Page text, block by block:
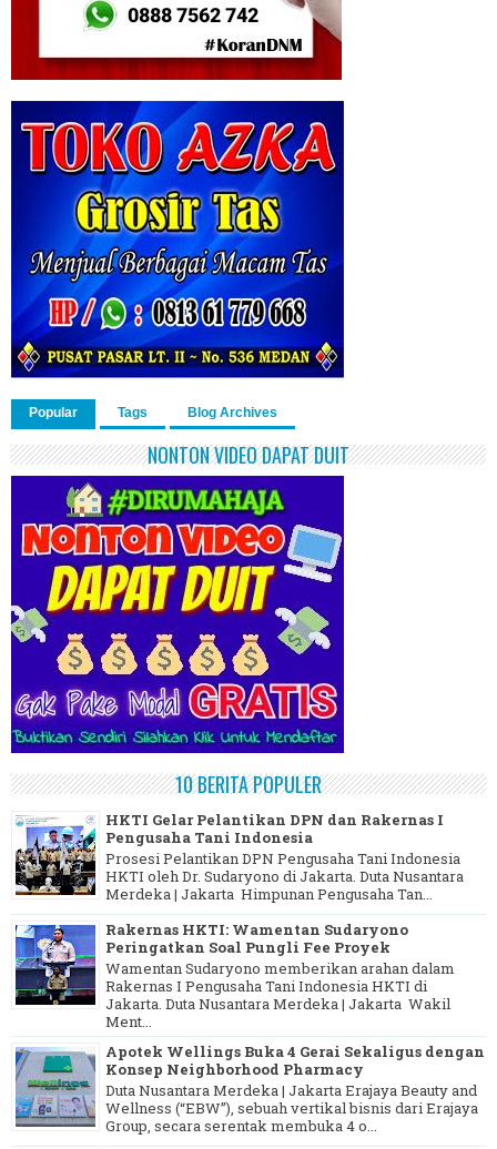
Popular Tags Blog Archives
NONTON VIDEO DAPAT DUIT
10 BERITA POPULER
HKTI Gelar Pelantikan DPN dan Rakernas I
Pengusaha Tani Indonesia
Prosesi Pelantikan DPN Pengusaha Tani Indonesia
HKTI oleh Dr. Sudaryono di Jakarta. Duta Nusantara
Merdeka | Jakarta Himpunan Pengusaha Tan...
Rakernas HKTI: Wamentan Sudaryono
Peringatkan Soal Pungli Fee Proyek
Wamentan Sudaryono memberikan arahan dalam
Rakernas I Pengusaha Tani Indonesia HKTI di
Jakarta. Duta Nusantara Merdeka | Jakarta Wakil
Ment...
Apotek Wellings Buka 4 Gerai Sekaligus dengan
Konsep Neighborhood Pharmacy
Duta Nusantara Merdeka | Jakarta Erajaya Beauty and
Wellness (“EBW”), sebuah vertikal bisnis dari Erajaya
Group, secara serentak membuka 4 o...